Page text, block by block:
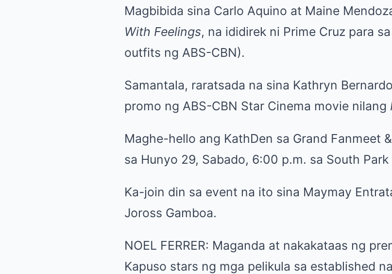
Magbibida sina Carlo Aquino at Maine
With Feelings, na ididirek ni Prime Cruz para
outfits ng ABS-CBN).
Samantala, raratsada na sina Kathryn
promo ng ABS-CBN Star Cinema movie nilang
Maghe-hello ang KathDen sa Grand Fanmeet
sa Hunyo 29, Sabado, 6:00 p.m. sa South Park
Ka-join din sa event na ito sina Maymay
Joross Gamboa.
NOEL FERRER: Maganda at nakakataas ng
Kapuso stars ng mga pelikula sa established